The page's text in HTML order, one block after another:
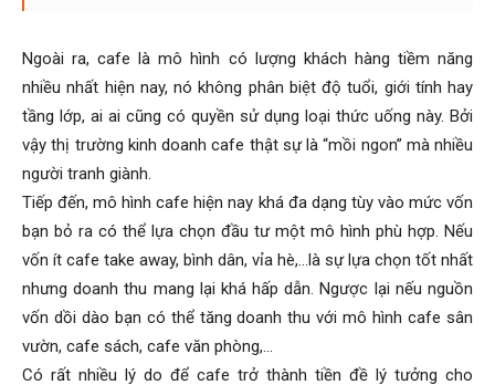
Ngoài ra, cafe là mô hình có lượng khách hàng tiềm năng
nhiều nhất hiện nay, nó không phân biệt độ tuổi, giới tính hay
tầng lớp, ai ai cũng có quyền sử dụng loại thức uống này. Bởi
vậy thị trường kinh doanh cafe thật sự là “mồi ngon” mà nhiều
người tranh giành.
Tiếp đến, mô hình cafe hiện nay khá đa dạng tùy vào mức vốn
bạn bỏ ra có thể lựa chọn đầu tư một mô hình phù hợp. Nếu
vốn ít cafe take away, bình dân, vỉa hè,…là sự lựa chọn tốt nhất
nhưng doanh thu mang lại khá hấp dẫn. Ngược lại nếu nguồn
vốn dồi dào bạn có thể tăng doanh thu với mô hình cafe sân
vườn, cafe sách, cafe văn phòng,…
Có rất nhiều lý do để cafe trở thành tiền đề lý tưởng cho